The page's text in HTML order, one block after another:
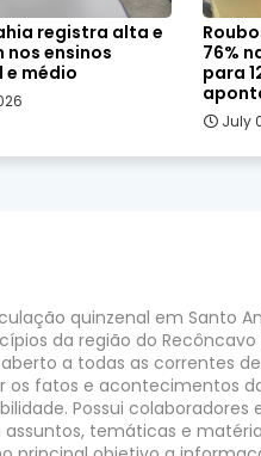
registra alta e
nos ensinos
médio
76%
para
July
quinzenal em Santo
da região do Recôncavo
a todas as correntes
os fatos e acontecimentos
Possui colaboradores
temáticas e